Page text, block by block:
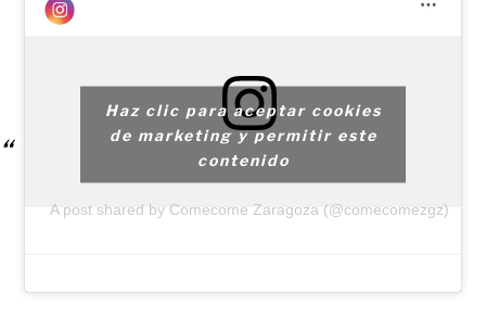
A post shared by Comecome Zaragoza (@comecomezgz)
Haz clic para aceptar cookies
de marketing y permitir este
contenido